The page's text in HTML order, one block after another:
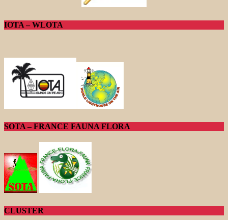
IOTA – WLOTA
SOTA – FRANCE FAUNA FLORA
CLUSTER